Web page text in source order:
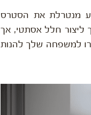
מנטרלת את הסטרס
ליצור חלל אסתטי, אך
למשפחה שלך להנות